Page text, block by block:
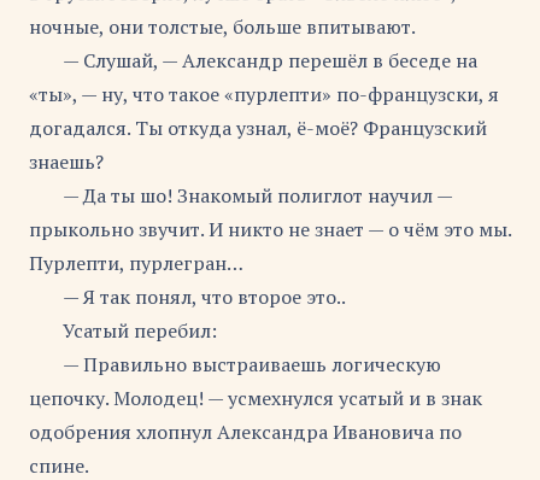
ночные, они толстые, больше впитывают.
— Слушай, — Александр перешёл в беседе на
«ты», — ну, что такое «пурлепти» по-французски, я
догадался. Ты откуда узнал, ё-моё? Французский
знаешь?
— Да ты шо! Знакомый полиглот научил —
прыкольно звучит. И никто не знает — о чём это мы.
Пурлепти, пурлегран…
— Я так понял, что второе это..
Усатый перебил:
— Правильно выстраиваешь логическую
цепочку. Молодец! — усмехнулся усатый и в знак
одобрения хлопнул Александра Ивановича по
спине.